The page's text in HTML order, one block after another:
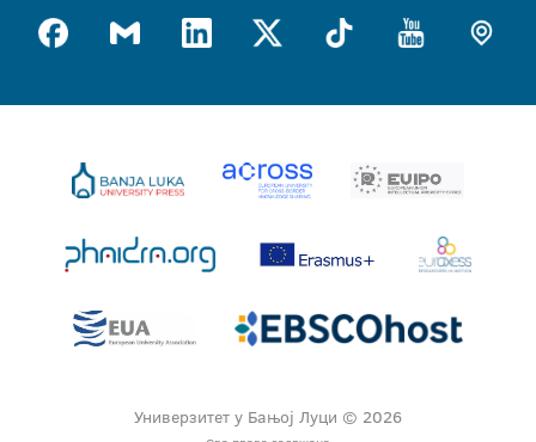
Универзитет у Бањој Луци © 2026